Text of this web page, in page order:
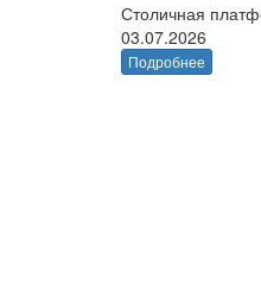
Столичная
03.07.2026
Подробнее